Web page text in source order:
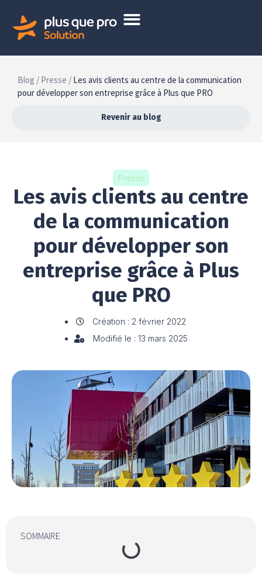
Blog / Presse / Les avis clients au centre de la communication
pour développer son entreprise grâce à Plus que PRO
Revenir au blog
Presse
Les avis clients au centre
de la communication
pour développer son
entreprise grâce à Plus
que PRO
Création : 2 février 2022
Modifié le : 13 mars 2025
SOMMAIRE